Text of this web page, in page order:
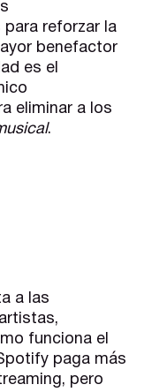
reforzar la
benefactor
es el
eliminar a los
.
a las
funciona el
paga más
pero